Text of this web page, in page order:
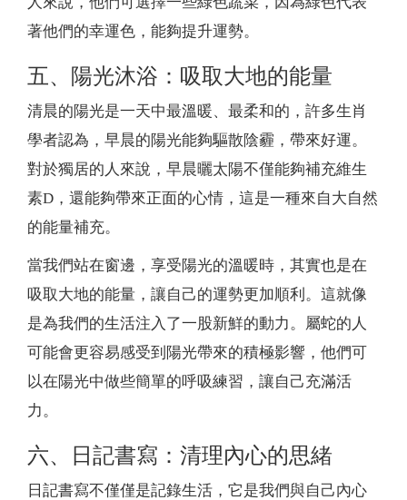
著他們的幸運色，能夠提升運勢。
五、陽光沐浴：吸取大地的能量
清晨的陽光是一天中最溫暖、最柔和的，許多生肖
學者認為，早晨的陽光能夠驅散陰霾，帶來好運。
對於獨居的人來說，早晨曬太陽不僅能夠補充維生
素D，還能夠帶來正面的心情，這是一種來自大自然
的能量補充。
當我們站在窗邊，享受陽光的溫暖時，其實也是在
吸取大地的能量，讓自己的運勢更加順利。這就像
是為我們的生活注入了一股新鮮的動力。屬蛇的人
可能會更容易感受到陽光帶來的積極影響，他們可
以在陽光中做些簡單的呼吸練習，讓自己充滿活
力。
六、日記書寫：清理內心的思緒
日記書寫不僅僅是記錄生活，它是我們與自己內心